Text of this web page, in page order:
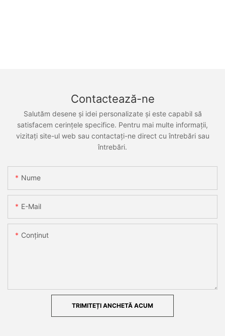
Contactează-ne
Salutăm desene și idei personalizate și este capabil să
satisfacem cerințele specifice. Pentru mai multe informații,
vizitați site-ul web sau contactați-ne direct cu întrebări sau
întrebări.
Nume
E-Mail
Conţinut
TRIMITEȚI ANCHETĂ ACUM